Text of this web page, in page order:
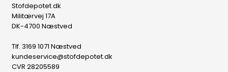
Stofdepotet.dk
Militærvej 17A
DK-4700 Næstved
Tlf. 3169 1071 Næstved
kundeservice@stofdepotet.dk
CVR 28205589